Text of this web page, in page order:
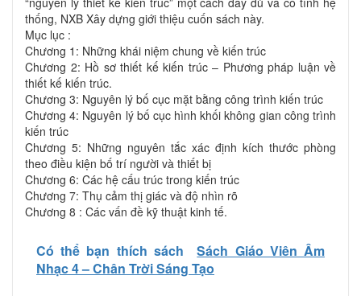
thống, NXB Xây dựng giới thiệu cuốn sách này.
Mục lục :
Chương 1: Những khái niệm chung về kiến trúc
Chương 2: Hồ sơ thiết kế kiến trúc – Phương pháp luận về
thiết kế kiến trúc.
Chương 3: Nguyên lý bố cục mặt bằng công trình kiến trúc
Chương 4: Nguyên lý bố cục hình khối không gian công trình
kiến trúc
Chương 5: Những nguyên tắc xác định kích thước phòng
theo điều kiện bố trí người và thiết bị
Chương 6: Các hệ cấu trúc trong kiến trúc
Chương 7: Thụ cảm thị giác và độ nhìn rõ
Chương 8 : Các vấn đề kỹ thuật kinh tế.
Có thể bạn thích sách
Sách Giáo Viên Âm
Nhạc 4 – Chân Trời Sáng Tạo